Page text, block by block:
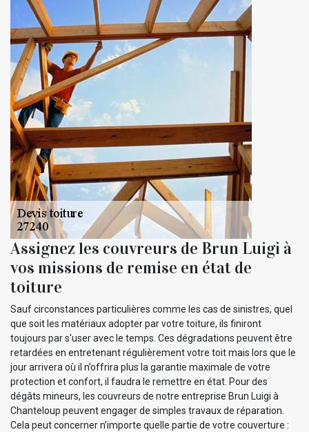
Assignez les couvreurs de Brun Luigi à
vos missions de remise en état de
toiture
Sauf circonstances particulières comme les cas de sinistres, quel
que soit les matériaux adopter par votre toiture, ils finiront
toujours par s'user avec le temps. Ces dégradations peuvent être
retardées en entretenant régulièrement votre toit mais lors que le
jour arrivera où il n’offrira plus la garantie maximale de votre
protection et confort, il faudra le remettre en état. Pour des
dégâts mineurs, les couvreurs de notre entreprise Brun Luigi à
Chanteloup peuvent engager de simples travaux de réparation.
Cela peut concerner n’importe quelle partie de votre couverture :